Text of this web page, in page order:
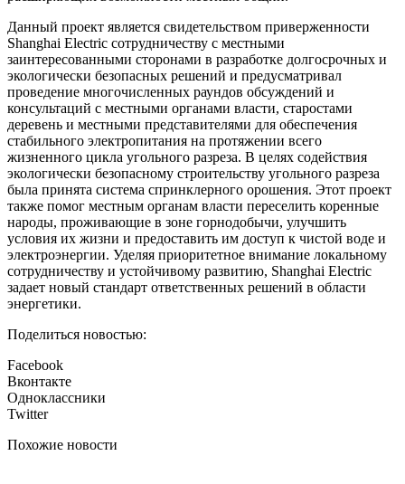
Данный проект является свидетельством приверженности
Shanghai Electric сотрудничеству с местными
заинтересованными сторонами в разработке долгосрочных и
экологически безопасных решений и предусматривал
проведение многочисленных раундов обсуждений и
консультаций с местными органами власти, старостами
деревень и местными представителями для обеспечения
стабильного электропитания на протяжении всего
жизненного цикла угольного разреза. В целях содействия
экологически безопасному строительству угольного разреза
была принята система спринклерного орошения. Этот проект
также помог местным органам власти переселить коренные
народы, проживающие в зоне горнодобычи, улучшить
условия их жизни и предоставить им доступ к чистой воде и
электроэнергии. Уделяя приоритетное внимание локальному
сотрудничеству и устойчивому развитию, Shanghai Electric
задает новый стандарт ответственных решений в области
энергетики.
Поделиться новостью:
Facebook
Вконтакте
Одноклассники
Twitter
Похожие новости